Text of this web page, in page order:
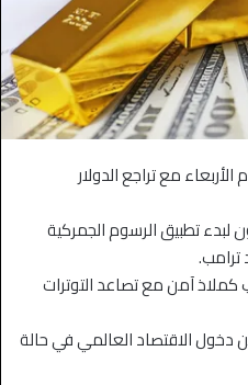
مع تراجع الدولار
لبدء تطبيق الرسوم الجمركية
ترامب.
كملاذ آمن مع تصاعد التوترات
دخول الاقتصاد العالمي في حالة